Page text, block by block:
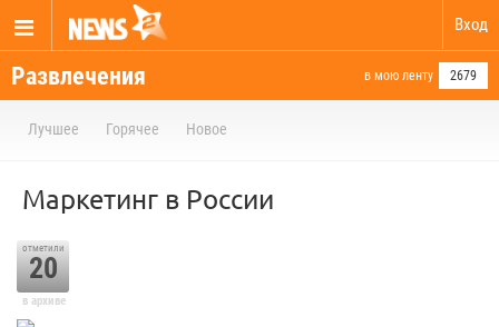
Вход
Развлечения в мою ленту 2679
Лучшее Горячее Новое
Маркетинг в России
отметили
20
в архиве